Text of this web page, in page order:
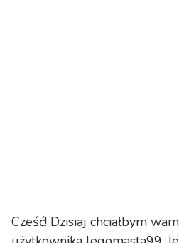
Cześć! Dzisiaj chciałbym